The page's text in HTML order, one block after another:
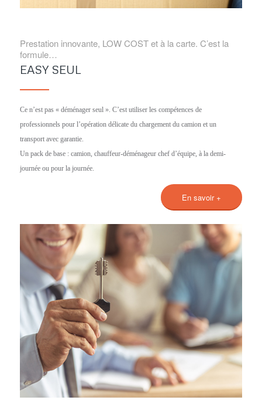
Prestation innovante, LOW COST et à la carte. C’est la
formule…
EASY SEUL
Ce n’est pas « déménager seul ». C’est utiliser les compétences de
professionnels pour l’opération délicate du chargement du camion et un
transport avec garantie.
Un pack de base : camion, chauffeur-déménageur chef d’équipe, à la demi-
journée ou pour la journée.
En savoir +